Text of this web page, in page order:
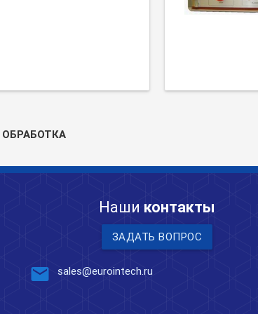
Наши контакты
ЗАДАТЬ ВОПРОС
mail sales@eurointech.ru